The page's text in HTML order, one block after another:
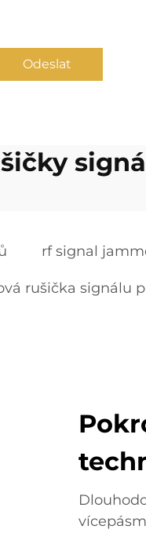
Odeslat
rf signal
rušička signálu